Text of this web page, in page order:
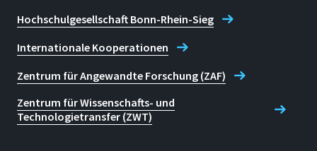
Hochschulgesellschaft Bonn-Rhein-Sieg
Internationale Kooperationen
Zentrum für Angewandte Forschung (ZAF)
Zentrum für Wissenschafts- und
Technologietransfer (ZWT)